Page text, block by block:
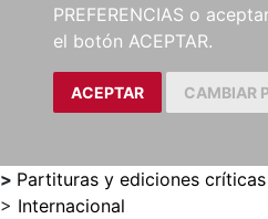
PREFERENCIAS o
el botón ACEPTAR.
ACEPTAR CAMBIAR
> Partituras y ediciones críticas
> Internacional